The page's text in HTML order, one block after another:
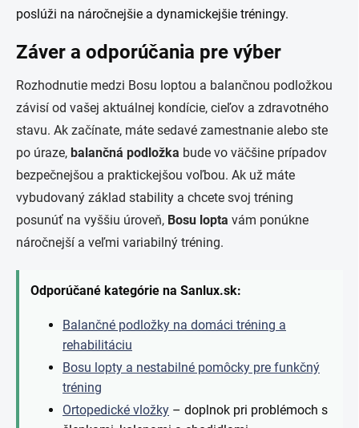
poslúži na náročnejšie a dynamickejšie tréningy.
Záver a odporúčania pre výber
Rozhodnutie medzi Bosu loptou a balančnou podložkou
závisí od vašej aktuálnej kondície, cieľov a zdravotného
stavu. Ak začínate, máte sedavé zamestnanie alebo ste
po úraze, balančná podložka bude vo väčšine prípadov
bezpečnejšou a praktickejšou voľbou. Ak už máte
vybudovaný základ stability a chcete svoj tréning
posunúť na vyššiu úroveň, Bosu lopta vám ponúkne
náročnejší a veľmi variabilný tréning.
Odporúčané kategórie na Sanlux.sk:
Balančné podložky na domáci tréning a
rehabilitáciu
Bosu lopty a nestabilné pomôcky pre funkčný
tréning
Ortopedické vložky – doplnok pri problémoch s